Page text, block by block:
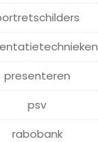
presenteren
psv
rabobank